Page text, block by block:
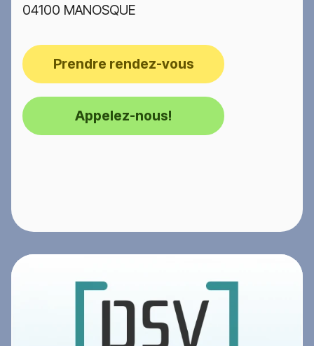
04100 MANOSQUE
Prendre rendez-vous
Appelez-nous!